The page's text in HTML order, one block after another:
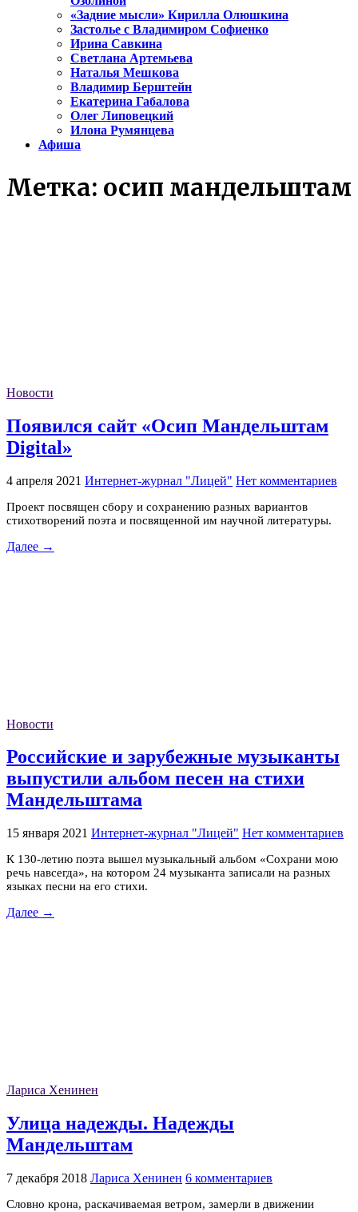
«Задние мысли» Кирилла Олюшкина
Застолье с Владимиром Софиенко
Ирина Савкина
Светлана Артемьева
Наталья Мешкова
Владимир Берштейн
Екатерина Габалова
Олег Липовецкий
Илона Румянцева
Афиша
Метка: осип мандельштам
Новости
Появился сайт «Осип Мандельштам
Digital»
4 апреля 2021 Интернет-журнал "Лицей" Нет комментариев
Проект посвящен сбору и сохранению разных вариантов
стихотворений поэта и посвященной им научной литературы.
Далее →
Новости
Российские и зарубежные музыканты
выпустили альбом песен на стихи
Мандельштама
15 января 2021 Интернет-журнал "Лицей" Нет комментариев
К 130-летию поэта вышел музыкальный альбом «Сохрани мою
речь навсегда», на котором 24 музыканта записали на разных
языках песни на его стихи.
Далее →
Лариса Хенинен
Улица надежды. Надежды
Мандельштам
7 декабря 2018 Лариса Хенинен 6 комментариев
Словно крона, раскачиваемая ветром, замерли в движении